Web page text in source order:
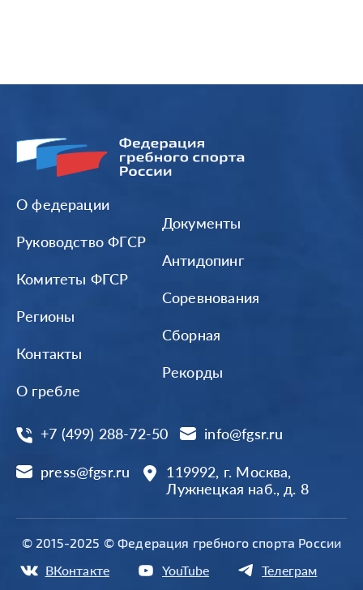
О федерации
Руководство ФГСР
Комитеты ФГСР
Регионы
Контакты
О гребле
Документы
Антидопинг
Соревнования
Сборная
Рекорды
+7 (499) 288-72-50 info@fgsr.ru
press@fgsr.ru
119992, г. Москва,
Лужнецкая наб., д. 8
© 2015-2025 © Федерация гребного спорта России
ВКонтакте YouTube Телеграм